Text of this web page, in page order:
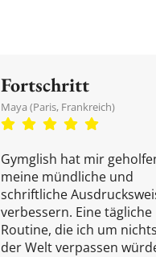
Fortschritt
Maya (Paris, Frankreich)
Gymglish hat mir
meine mündliche und
schriftliche
verbessern. Eine tägliche
Routine, die ich um
der Welt verpassen